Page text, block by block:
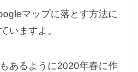
マップに落とす方法に
いますよ。
あるように2020年春に作